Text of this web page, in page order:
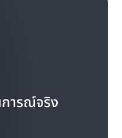
ารณ์จริง